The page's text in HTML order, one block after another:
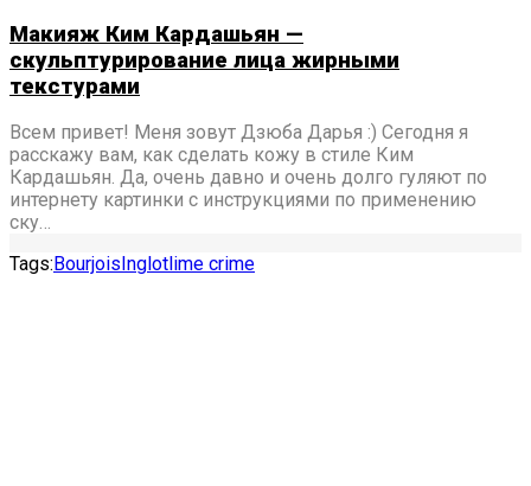
Макияж Ким Кардашьян —
скульптурирование лица жирными
текстурами
Всем привет! Меня зовут Дзюба Дарья :) Сегодня я
расскажу вам, как сделать кожу в стиле Ким
Кардашьян. Да, очень давно и очень долго гуляют по
интернету картинки с инструкциями по применению
ску…
Tags: Bourjois Inglot lime crime